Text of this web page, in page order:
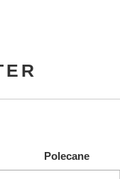
Polecane